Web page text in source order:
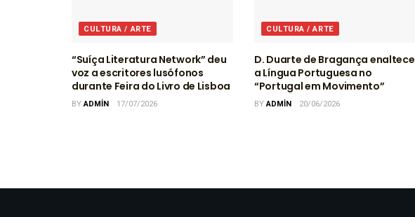
CULTURA / ARTE
“Suíça Literatura Network” deu
voz a escritores lusófonos
durante Feira do Livro de Lisboa
BYADMIN 17/07/2026
CULTURA / ARTE
D. Duarte de Bragança enaltece
a Língua Portuguesa no
“Portugal em Movimento”
BYADMIN 20/06/2026